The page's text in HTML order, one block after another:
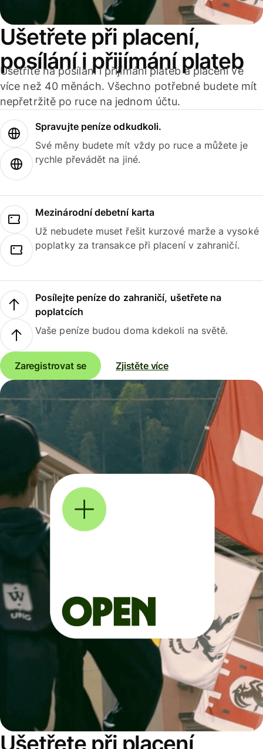
Ušetřete při placení,
posílání i přijímání plateb
Ušetříte na posílání i přijímání plateb a placení ve
více než 40 měnách. Všechno potřebné budete mít
nepřetržitě po ruce na jednom účtu.
Spravujte peníze odkudkoli.
Své měny budete mít vždy po ruce a můžete je
rychle převádět na jiné.
Mezinárodní debetní karta
Už nebudete muset řešit kurzové marže a vysoké
poplatky za transakce při placení v zahraničí.
Posílejte peníze do zahraničí, ušetřete na
poplatcích
Vaše peníze budou doma kdekoli na světě.
Zaregistrovat se Zjistěte více
Ušetřete při placení,